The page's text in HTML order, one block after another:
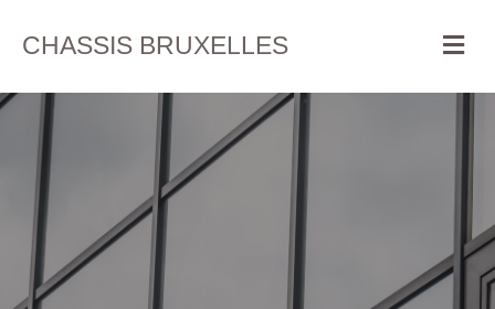
CHASSIS BRUXELLES